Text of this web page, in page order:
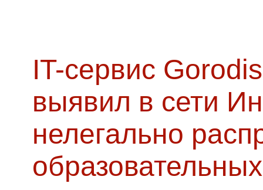
IT-сервис
выявил в сети
нелегально